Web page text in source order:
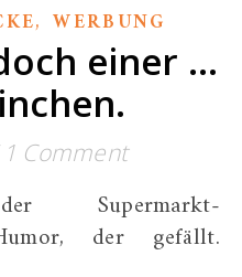
,WERBUNG
einer …
1 Comment
der gefällt.